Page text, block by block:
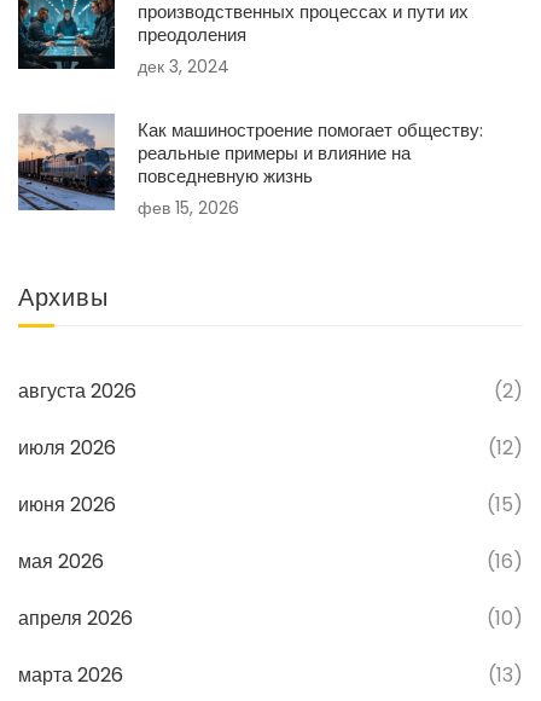
производственных процессах и пути их
преодоления
дек 3, 2024
Как машиностроение помогает обществу:
реальные примеры и влияние на
повседневную жизнь
фев 15, 2026
Архивы
августа 2026 (2)
июля 2026 (12)
июня 2026 (15)
мая 2026 (16)
апреля 2026 (10)
марта 2026 (13)